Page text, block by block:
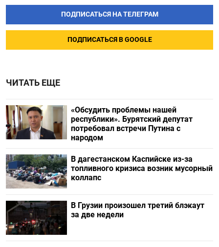
ПОДПИСАТЬСЯ НА ТЕЛЕГРАМ
ПОДПИСАТЬСЯ В GOOGLE
ЧИТАТЬ ЕЩЕ
«Обсудить проблемы нашей
республики». Бурятский депутат
потребовал встречи Путина с
народом
В дагестанском Каспийске из-за
топливного кризиса возник мусорный
коллапс
В Грузии произошел третий блэкаут
за две недели